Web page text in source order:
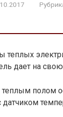
теплых
дает на
полом
датчиком